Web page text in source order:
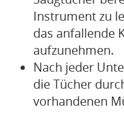
Instrument zu
das anfallende
aufzunehmen.
Nach jeder
die Tücher
vorhandenen